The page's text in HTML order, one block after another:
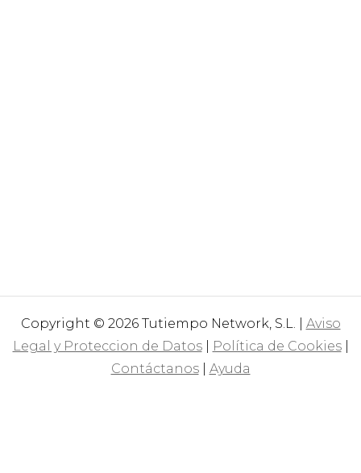
Copyright © 2026 Tutiempo Network, S.L. | Aviso
Legal y Proteccion de Datos| Política de Cookies|
Contáctanos| Ayuda